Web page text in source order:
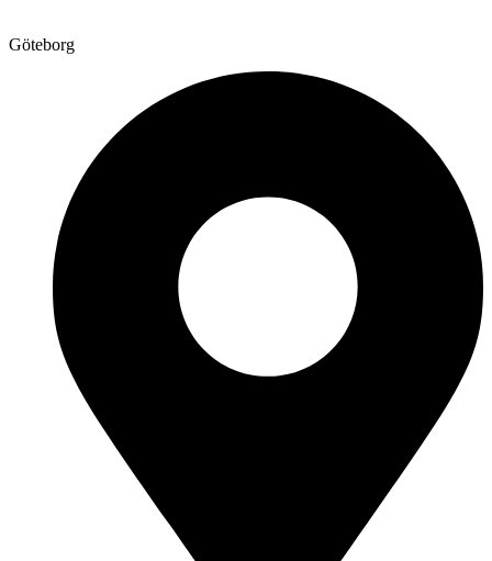
Göteborg